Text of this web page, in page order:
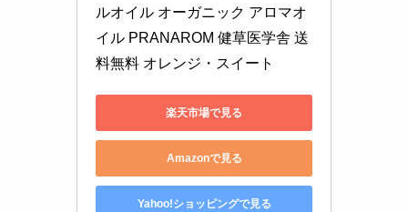
ルオイル オーガニック アロマオ
イル PRANAROM 健草医学舎 送
料無料 オレンジ・スイート
楽天市場で見る
Amazonで見る
Yahoo!ショッピングで見る